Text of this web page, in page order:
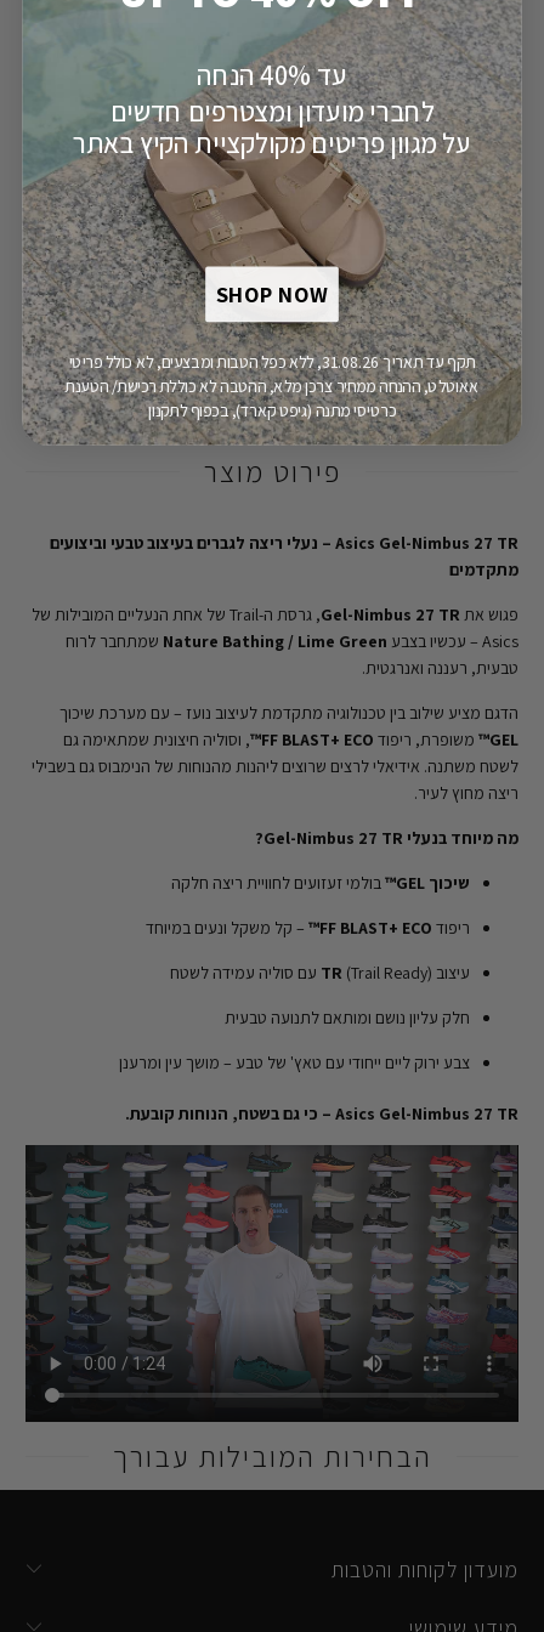
45
46
46.5
מק"ט: 110008320
הוספה לסל
משלוח חינם
מעל 149.9 ש"ח
יבואן רשמי
פירוט מוצר
Asics Gel-Nimbus 27 TR – נעלי ריצה לגברים בעיצוב טבעי וביצועים
מתקדמים
פגוש את Gel-Nimbus 27 TR
, גרסת ה-Trail של אחת הנעליים המובילות של
Asics – עכשיו בצבע
Nature Bathing / Lime Green שמתחבר לרוח
טבעית, רעננה ואנרגטית.
הדגם מציע שילוב בין טכנולוגיה מתקדמת לעיצוב נועז – עם מערכת שיכוך
GEL™
משופרת, ריפוד FF BLAST+ ECO™ , וסוליה חיצונית שמתאימה גם
לשטח משתנה. אידיאלי לרצים שרוצים ליהנות מהנוחות של הנימבוס גם בשבילי
ריצה מחוץ לעיר.
מה מיוחד בנעלי Gel-Nimbus 27 TR?
שיכוך GEL™ בולמי זעזועים לחוויית ריצה חלקה
ריפוד FF BLAST+ ECO™ – קל משקל ונעים במיוחד
עיצוב TR (Trail Ready) עם סוליה עמידה לשטח
חלק עליון נושם ומותאם לתנועה טבעית
צבע ירוק ליים ייחודי עם טאץ' של טבע – מושך עין ומרענן
Asics Gel-Nimbus 27 TR – כי גם בשטח, הנוחות קובעת.
הבחירות המובילות עבורך
מועדון לקוחות והטבות
עד 40% הנחה
לחברי מועדון ומצטרפים חדשים
על מגוון פריטים מקולקציית הקיץ באתר
SHOP NOW
תקף עד תאריך 31.08.26, ללא כפל הטבות ומבצעים, לא כולל פריטי
אאוטלט, ההנחה ממחיר צרכן מלא, ההטבה לא כוללת רכישת/ הטענת
כרטיסי מתנה (גיפט קארד), בכפוף לתקנון